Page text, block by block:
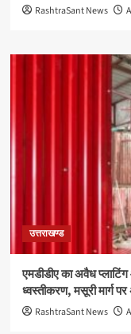
RashtraSant News
उत्तराखण्ड
एमडीडीए का अवैध
ध्वस्तीकरण, मसूरी मार्ग
RashtraSant News